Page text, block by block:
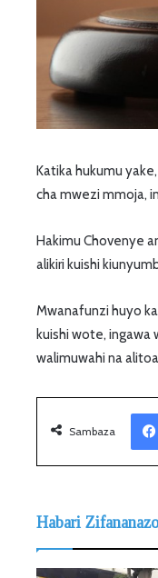
Katika hukumu
cha mwezi mmoja,
Hakimu Chovenye
alikiri kuishi
Mwanafunzi huyo
kuishi wote, ingawa
walimuwahi na
Sambaza
Habari Zifananazo